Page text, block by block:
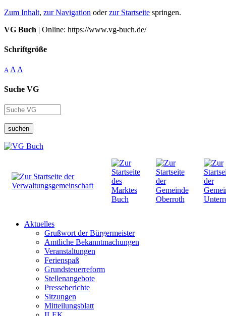
Zum Inhalt, zur Navigation oderzur Startseite springen.
VG Buch | Online: https://www.vg-buch.de/
Schriftgröße
A A A
Suche VG
suchen
Aktuelles
Grußwort der Bürgermeister
Amtliche Bekanntmachungen
Veranstaltungen
Ferienspaß
Grundsteuerreform
Stellenangebote
Presseberichte
Sitzungen
Mitteilungsblatt